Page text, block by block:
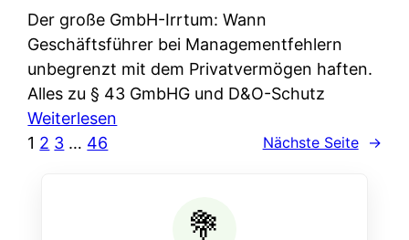
h
e
t
l
c
h
e
n
l
ä
u
Der große GmbH-Irrtum: Wann
Geschäftsführer bei Managementfehlern
unbegrenzt mit dem Privatvermögen haften.
Alles zu § 43 GmbHG und D&O-Schutz
Weiterlesen
1 2 3 … 46 Nächste Seite →